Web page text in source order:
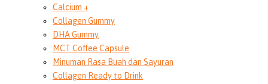
Calcium +
Collagen Gummy
DHA Gummy
MCT Coffee Capsule
Minuman Rasa Buah dan Sayuran
Collagen Ready to Drink